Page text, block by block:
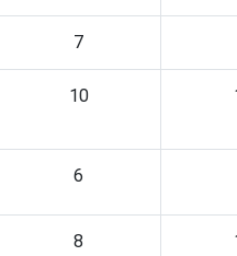
7
10
6
8